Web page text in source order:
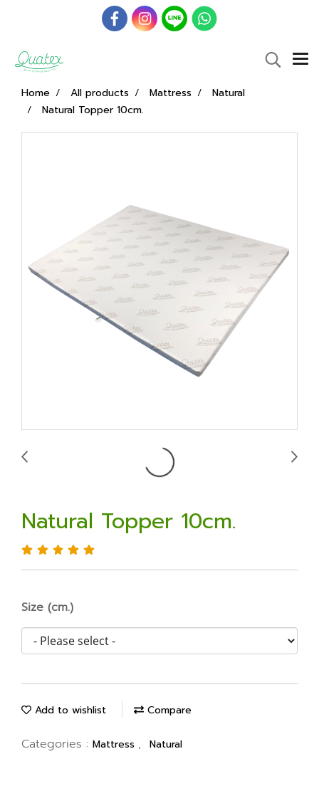
Home All products Mattress
Natural
Natural Topper 10cm.
Natural Topper 10cm.
Size (cm.)
Add to wishlist Compare
Categories : Mattress , Natural